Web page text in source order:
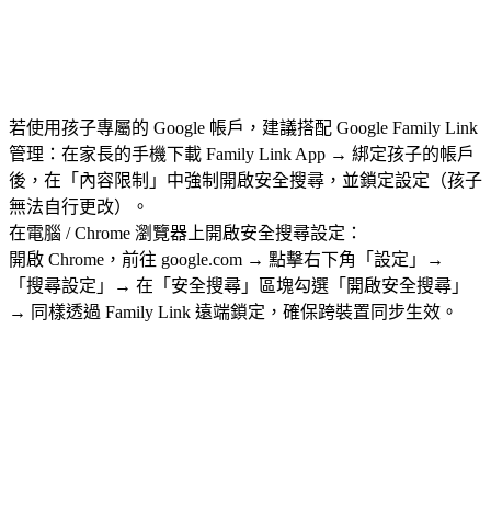
若使用孩子專屬的 Google 帳戶，建議搭配 Google Family Link
管理：在家長的手機下載 Family Link App → 綁定孩子的帳戶
後，在「內容限制」中強制開啟安全搜尋，並鎖定設定（孩子
無法自行更改）。
在電腦 / Chrome 瀏覽器上開啟安全搜尋設定：
開啟 Chrome，前往 google.com → 點擊右下角「設定」→
「搜尋設定」→ 在「安全搜尋」區塊勾選「開啟安全搜尋」
→ 同樣透過 Family Link 遠端鎖定，確保跨裝置同步生效。